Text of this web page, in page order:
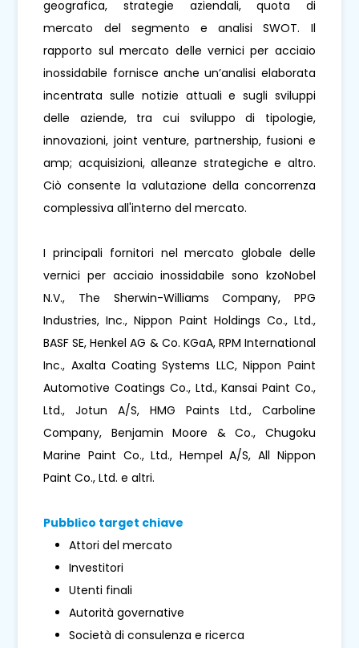
geografica, strategie aziendali, quota di
mercato del segmento e analisi SWOT. Il
rapporto sul mercato delle vernici per acciaio
inossidabile fornisce anche un’analisi elaborata
incentrata sulle notizie attuali e sugli sviluppi
delle aziende, tra cui sviluppo di tipologie,
innovazioni, joint venture, partnership, fusioni e
amp; acquisizioni, alleanze strategiche e altro.
Ciò consente la valutazione della concorrenza
complessiva all'interno del mercato.
I principali fornitori nel mercato globale delle
vernici per acciaio inossidabile sono kzoNobel
N.V., The Sherwin-Williams Company, PPG
Industries, Inc., Nippon Paint Holdings Co., Ltd.,
BASF SE, Henkel AG & Co. KGaA, RPM International
Inc., Axalta Coating Systems LLC, Nippon Paint
Automotive Coatings Co., Ltd., Kansai Paint Co.,
Ltd., Jotun A/S, HMG Paints Ltd., Carboline
Company, Benjamin Moore & Co., Chugoku
Marine Paint Co., Ltd., Hempel A/S, All Nippon
Paint Co., Ltd. e altri.
Pubblico target chiave
Attori del mercato
Investitori
Utenti finali
Autorità governative
Società di consulenza e ricerca